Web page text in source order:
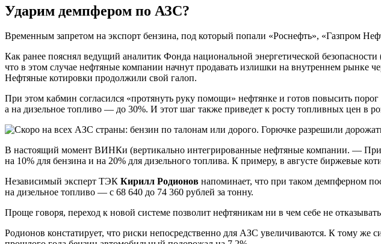
Ударим демпфером по АЗС?
Временным запретом на экспорт бензина, под который попали «Роснефть», «Газпром
Как ранее пояснял ведущий аналитик Фонда национальной энергетической
что в этом случае нефтяные компании начнут продавать излишки на внутреннем рынке
Нефтяные котировки продолжили свой галоп.
При этом кабмин согласился «протянуть руку помощи» нефтянке и готов повысить
а на дизельное топливо — до 30%. И этот шаг также приведет к росту топливных цен в
В настоящий момент ВИНКи (вертикально интегрированные нефтяные компании. —
на 10% для бензина и на 20% для дизельного топлива. К примеру, в августе биржевые
Независимый эксперт ТЭК Кирилл Родионов напоминает, что при таком демпферном
на дизельное топливо — с 68 640 до 74 360 рублей за тонну.
Проще говоря, переход к новой системе позволит нефтяникам ни в чем себе не
Родионов констатирует, что риски непосредственно для АЗС увеличиваются. К тому же